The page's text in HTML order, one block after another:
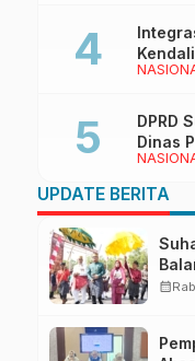
Sulbar
DPRD
Dinas
UPDATE BERITA
calendar_month